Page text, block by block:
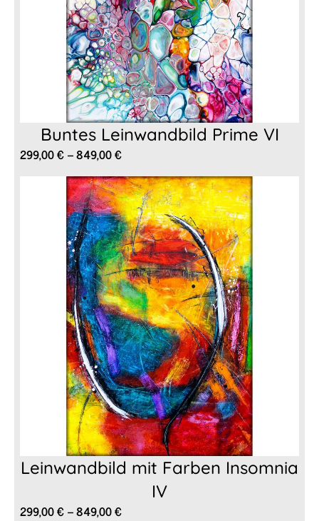
Buntes Leinwandbild Prime VI
299,00€–849,00€
bis
849,00 €
Leinwandbild mit Farben Insomnia
IV
299,00€–849,00€